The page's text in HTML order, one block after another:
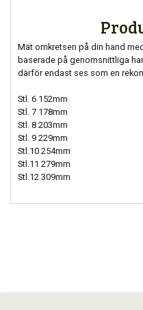
Mät omkretsen på din hand
baserade på genomsnittliga
därför endast ses som en
Stl. 6 152mm
Stl. 7 178mm
Stl. 8 203mm
Stl. 9 229mm
Stl.10 254mm
Stl.11 279mm
Stl.12 309mm